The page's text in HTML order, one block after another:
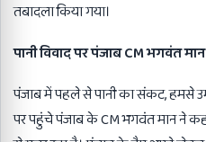
तबादला किया गया।
पानी विवाद पर पंजाब CM भगवंत
पंजाब में पहले से पानी का संकट, हमसे
पर पहुंचे पंजाब के CM भगवंत मान ने